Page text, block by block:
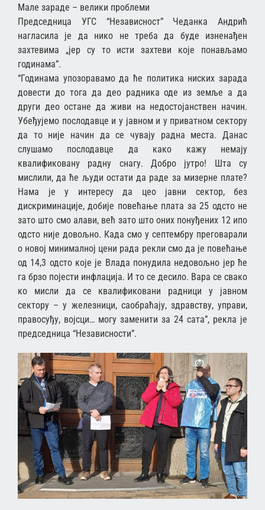
Мале зараде – велики проблеми
Председница УГС “Независност” Чеданка Андрић
нагласила је да нико не треба да буде изненађен
захтевима „јер су то исти захтеви које понављамо
годинама”.
“Годинама упозоравамо да ће политика ниских зарада
довести до тога да део радника оде из земље а да
други део остане да живи на недостојанствен начин.
Убеђујемо послодавце и у јавном и у приватном сектору
да то није начин да се чувају радна места. Данас
слушамо послодавце да како кажу немају
квалификовану радну снагу. Добро јутро! Шта су
мислили, да ће људи остати да раде за мизерне плате?
Нама је у интересу да цео јавни сектор, без
дискриминације, добије повећање плата за 25 одсто не
зато што смо алави, већ зато што оних понуђених 12 ипо
одсто није довољно. Када смо у септембру преговарали
о новој минималној цени рада рекли смо да је повећање
од 14,3 одсто које је Влада понудила недовољно јер ће
га брзо појести инфлација. И то се десило. Вара се свако
ко мисли да се квалификовани радници у јавном
сектору – у железници, саобраћају, здравству, управи,
правосуђу, војсци… могу заменити за 24 сата”, рекла је
председница “Независности”.